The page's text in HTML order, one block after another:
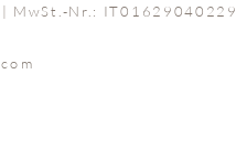
| MwSt.-Nr.: IT01629040229
com